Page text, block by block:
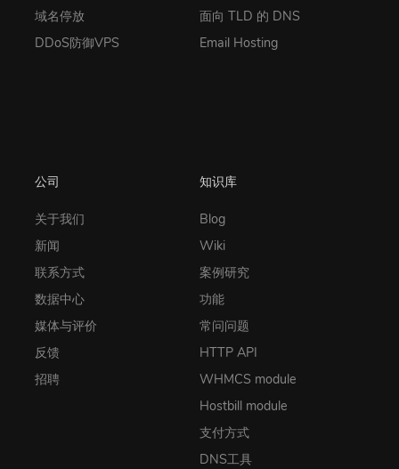
域名停放
DDoS防御VPS
面向 TLD 的 DNS
Email Hosting
公司
关于我们
新闻
联系方式
数据中心
媒体与评价
反馈
招聘
知识库
Blog
Wiki
案例研究
功能
常问问题
HTTP API
WHMCS module
Hostbill module
支付方式
DNS工具